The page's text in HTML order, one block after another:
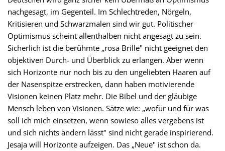
nachgesagt, im Gegenteil. Im Schlechtreden, Nörgeln,
Kritisieren und Schwarzmalen sind wir gut. Politischer
Optimismus scheint allenthalben nicht angesagt zu sein.
Sicherlich ist die berühmte „rosa Brille" nicht geeignet den
objektiven Durch- und Überblick zu erlangen. Aber wenn
sich Horizonte nur noch bis zu den ungeliebten Haaren auf
der Nasenspitze erstrecken, dann haben motivierende
Visionen keinen Platz mehr. Die Bibel und der gläubige
Mensch leben von Visionen. Sätze wie: „wofür und für was
soll ich mich einsetzen, wenn sowieso alles vergebens ist
und sich nichts ändern lässt" sind nicht gerade inspirierend.
Jesaja will Horizonte aufzeigen. Das „Neue" ist schon da.